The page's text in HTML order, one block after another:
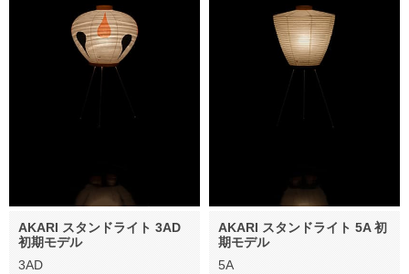
AKARI スタンドライト 3AD
初期モデル
3AD
AKARI スタンドライト 5A 初
期モデル
5A